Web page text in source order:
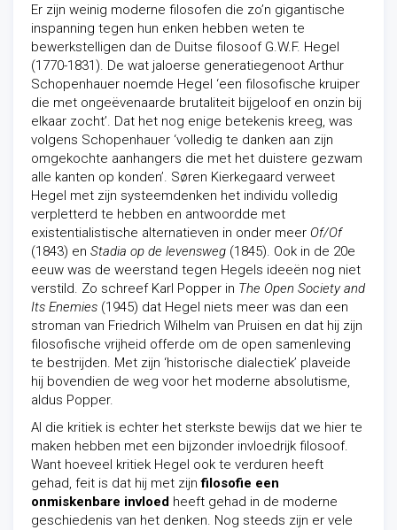
Er zijn weinig moderne filosofen die zo’n gigantische
inspanning tegen hun enken hebben weten te
bewerkstelligen dan de Duitse filosoof G.W.F. Hegel
(1770-1831). De wat jaloerse generatiegenoot Arthur
Schopenhauer noemde Hegel ‘een filosofische kruiper
die met ongeëvenaarde brutaliteit bijgeloof en onzin bij
elkaar zocht’. Dat het nog enige betekenis kreeg, was
volgens Schopenhauer ‘volledig te danken aan zijn
omgekochte aanhangers die met het duistere gezwam
alle kanten op konden’. Søren Kierkegaard verweet
Hegel met zijn systeemdenken het individu volledig
verpletterd te hebben en antwoordde met
existentialistische alternatieven in onder meer Of/Of
(1843) en Stadia op de levensweg (1845). Ook in de 20e
eeuw was de weerstand tegen Hegels ideeën nog niet
verstild. Zo schreef Karl Popper in The Open Society and
Its Enemies (1945) dat Hegel niets meer was dan een
stroman van Friedrich Wilhelm van Pruisen en dat hij zijn
filosofische vrijheid offerde om de open samenleving
te bestrijden. Met zijn ‘historische dialectiek’ plaveide
hij bovendien de weg voor het moderne absolutisme,
aldus Popper.
Al die kritiek is echter het sterkste bewijs dat we hier te
maken hebben met een bijzonder invloedrijk filosoof.
Want hoeveel kritiek Hegel ook te verduren heeft
gehad, feit is dat hij met zijnfilosofie een
onmiskenbare invloed heeft gehad in de moderne
geschiedenis van het denken. Nog steeds zijn er vele